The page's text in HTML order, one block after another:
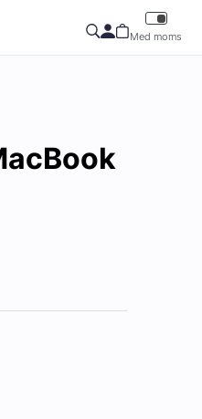
Med moms